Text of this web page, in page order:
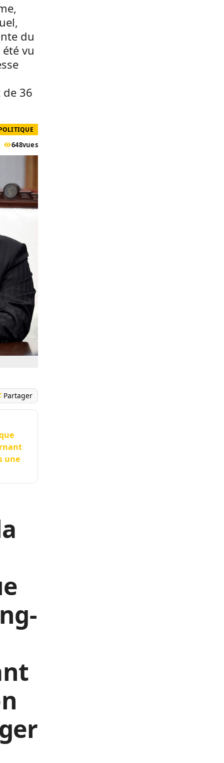
du
vu
36
648vues
Partager
une